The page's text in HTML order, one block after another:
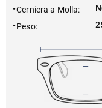
Cerniera a Molla:
Peso: